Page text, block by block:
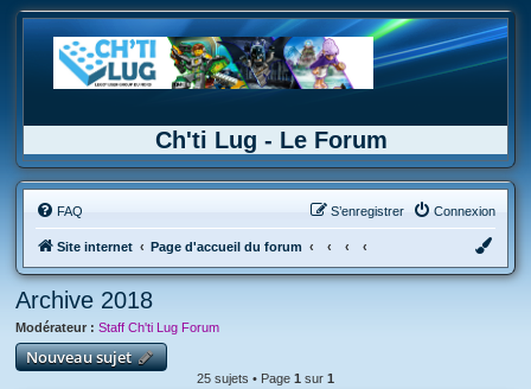
Ch'ti Lug - Le Forum
FAQ Connexion
S’enregistrer
Site internet Page d'accueil du forum
Archive 2018
Modérateur : Staff Ch'ti Lug Forum
Nouveau sujet
25 sujets • Page 1 sur 1